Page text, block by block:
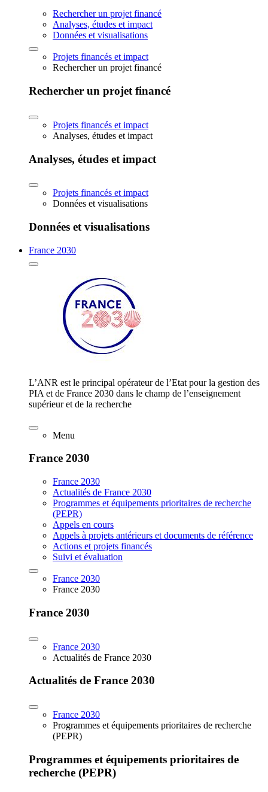
Rechercher un projet financé
Analyses, études et impact
Données et visualisations
Projets financés et impact
Rechercher un projet financé
Rechercher un projet financé
Projets financés et impact
Analyses, études et impact
Analyses, études et impact
Projets financés et impact
Données et visualisations
Données et visualisations
France 2030
L’ANR est le principal opérateur de l’Etat pour la gestion des
PIA et de France 2030 dans le champ de l’enseignement
supérieur et de la recherche
Menu
France 2030
France 2030
Actualités de France 2030
Programmes et équipements prioritaires de recherche
(PEPR)
Appels en cours
Appels à projets antérieurs et documents de référence
Actions et projets financés
Suivi et évaluation
France 2030
France 2030
France 2030
France 2030
Actualités de France 2030
Actualités de France 2030
France 2030
Programmes et équipements prioritaires de recherche
(PEPR)
Programmes et équipements prioritaires de
recherche (PEPR)